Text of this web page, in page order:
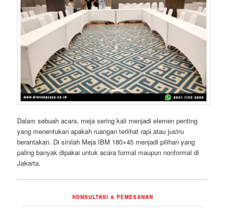
Dalam sebuah acara, meja sering kali menjadi elemen penting
yang menentukan apakah ruangan terlihat rapi atau justru
berantakan. Di sinilah Meja IBM 180×45 menjadi pilihan yang
paling banyak dipakai untuk acara formal maupun nonformal di
Jakarta.
KONSULTASI & PEMESANAN